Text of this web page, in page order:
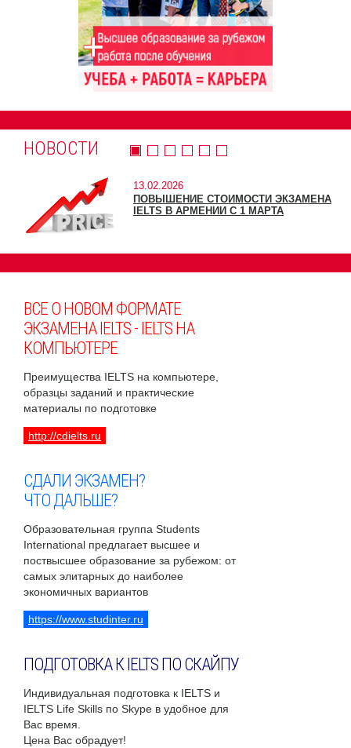
НОВОСТИ
13.02.2026
ПОВЫШЕНИЕ СТОИМОСТИ ЭКЗАМЕНА
IELTS В АРМЕНИИ С 1 МАРТА
ВСЕ О НОВОМ ФОРМАТЕ
ЭКЗАМЕНА IELTS - IELTS НА
КОМПЬЮТЕРЕ
Преимущества IELTS на компьютере,
образцы заданий и практические
материалы по подготовке
http://cdielts.ru
СДАЛИ ЭКЗАМЕН?
ЧТО ДАЛЬШЕ?
Образовательная группа Students
International предлагает высшее и
поствысшее образование за рубежом: от
самых элитарных до наиболее
экономичных вариантов
https://www.studinter.ru
ПОДГОТОВКА К IELTS ПО СКАЙПУ
Индивидуальная подготовка к IELTS и
IELTS Life Skills по Skype в удобное для
Вас время.
Цена Вас обрадует!